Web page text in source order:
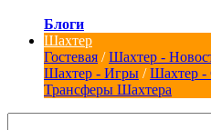
Блоги
Шахтер
Гостевая /Шахтер -
Шахтер - Игры /Шахтер -
Трансферы Шахтера